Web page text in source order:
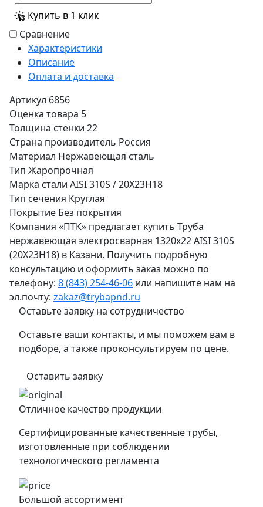
Купить в 1 клик
Сравнение
Характеристики
Описание
Оплата и доставка
Артикул 6856
Оценка товара 5
Толщина стенки 22
Страна производитель Россия
Материал Нержавеющая сталь
Тип Жаропрочная
Марка стали AISI 310S / 20Х23Н18
Тип сечения Круглая
Покрытие Без покрытия
Компания «ПТК» предлагает купить Труба
нержавеющая электросварная 1320х22 AISI 310S
(20Х23Н18) в Казани. Получить подробную
консультацию и оформить заказ можно по
телефону: 8 (843) 254-46-06 или напишите нам на
эл.почту: zakaz@trybapnd.ru
Оставьте заявку на сотрудничество
Оставьте ваши контакты, и мы поможем вам в
подборе, а также проконсультируем по цене.
Оставить заявку
Отличное качество продукции
Сертифицированные качественные трубы,
изготовленные при соблюдении
технологического регламента
Большой ассортимент